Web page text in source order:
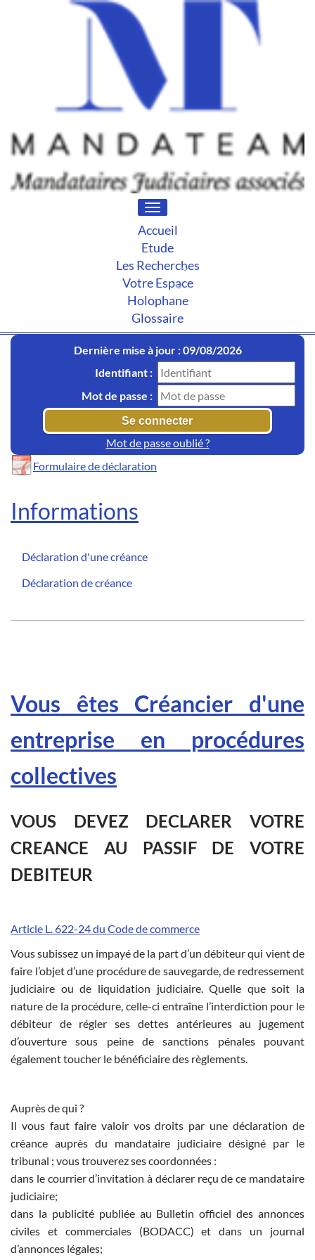
Toggle
navigation
Accueil
Etude
Les Recherches
Votre Espace
Holophane
Glossaire
Dernière mise à jour : 09/08/2026
Identifiant :
Mot de passe :
Mot de passe oublié ?
Formulaire de déclaration
Informations
Déclaration d'une créance
Déclaration de créance
Vous êtes Créancier d'une
entreprise en procédures
collectives
VOUS DEVEZ DECLARER VOTRE
CREANCE AU PASSIF DE VOTRE
DEBITEUR
Article L. 622-24 du Code de commerce
Vous subissez un impayé de la part d’un débiteur qui vient de
faire l’objet d’une procédure de sauvegarde, de redressement
judiciaire ou de liquidation judiciaire. Quelle que soit la
nature de la procédure, celle-ci entraîne l’interdiction pour le
débiteur de régler ses dettes antérieures au jugement
d’ouverture sous peine de sanctions pénales pouvant
également toucher le bénéficiaire des règlements.
Auprès de qui ?
Il vous faut faire valoir vos droits par une déclaration de
créance auprès du mandataire judiciaire désigné par le
tribunal ; vous trouverez ses coordonnées :
dans le courrier d’invitation à déclarer reçu de ce mandataire
judiciaire;
dans la publicité publiée au Bulletin officiel des annonces
civiles et commerciales (BODACC) et dans un journal
d’annonces légales;